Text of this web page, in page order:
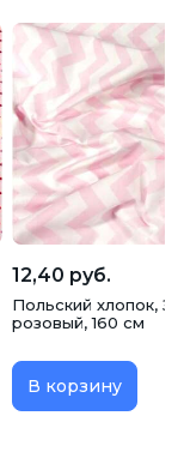
12,40 руб.
Польский хлопок,
розовый, 160 см
В корзину